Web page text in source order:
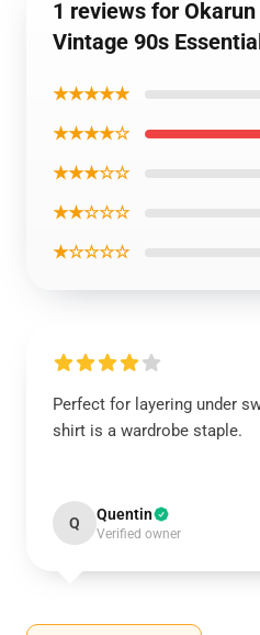
1 reviews for
Vintage 90s
★★★★★
★★★★☆
★★★☆☆
★★☆☆☆
★☆☆☆☆
Perfect for layering under
shirt is a wardrobe staple.
Q Quentin
Verified owner